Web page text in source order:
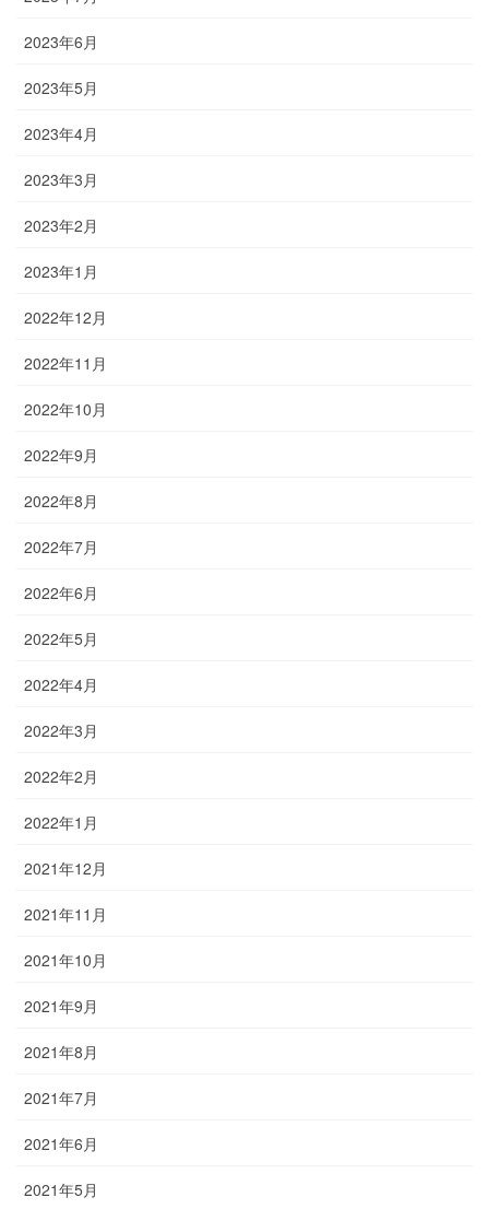
2023年6月
2023年5月
2023年4月
2023年3月
2023年2月
2023年1月
2022年12月
2022年11月
2022年10月
2022年9月
2022年8月
2022年7月
2022年6月
2022年5月
2022年4月
2022年3月
2022年2月
2022年1月
2021年12月
2021年11月
2021年10月
2021年9月
2021年8月
2021年7月
2021年6月
2021年5月